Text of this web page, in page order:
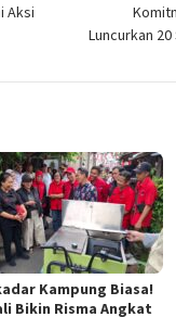
Aksi
Luncurkan
Kampung Biasa!
Bikin Risma Angkat